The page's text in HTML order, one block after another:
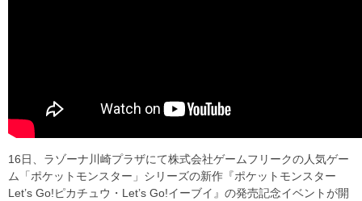
16日、ラゾーナ川崎プラザにて株式会社ゲームフリークの人気ゲー
ム「ポケットモンスター」シリーズの新作『ポケットモンスター
Let’s Go!ピカチュウ・Let’s Go!イーブイ』の発売記念イベントが開